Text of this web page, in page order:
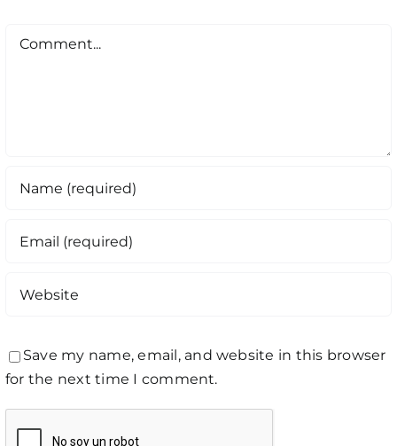
Comment
Save my name, email, and website in this browser
for the next time I comment.